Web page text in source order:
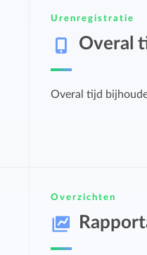
Urenregistratie
Overal
Overal tijd
Overzichten